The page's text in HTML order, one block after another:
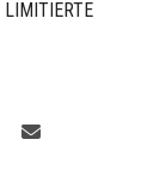
LIMITIERTE